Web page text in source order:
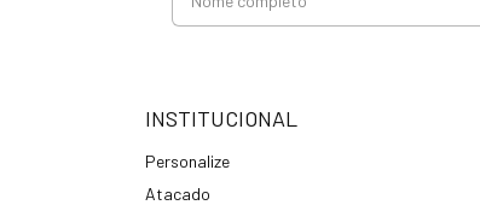
INSTITUCIONAL
Personalize
Atacado